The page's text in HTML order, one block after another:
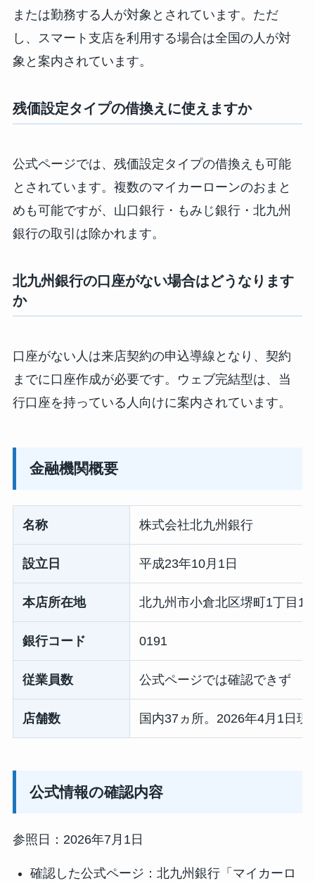
または勤務する人が対象とされています。ただ
し、スマート支店を利用する場合は全国の人が対
象と案内されています。
残価設定タイプの借換えに使えますか
公式ページでは、残価設定タイプの借換えも可能
とされています。複数のマイカーローンのおまと
めも可能ですが、山口銀行・もみじ銀行・北九州
銀行の取引は除かれます。
北九州銀行の口座がない場合はどうなります
か
口座がない人は来店契約の申込導線となり、契約
までに口座作成が必要です。ウェブ完結型は、当
行口座を持っている人向けに案内されています。
金融機関概要
名称 株式会社北九州銀行
設立日 平成23年10月1日
本店所在地 北九州市小倉北区堺町1丁目1
銀行コード 0191
従業員数 公式ページでは確認できず
店舗数 国内37ヵ所。2026年4月1日現
公式情報の確認内容
参照日：2026年7月1日
確認した公式ページ：北九州銀行「マイカーロ